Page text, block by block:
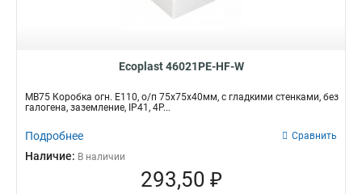
Ecoplast 46021PE-HF-W
MB75 Коробка огн. E110, о/п 75х75х40мм, с гладкими стенками, без
галогена, заземление, IP41, 4P...
Подробнее Сравнить
Наличие: В наличии
293,50 ₽